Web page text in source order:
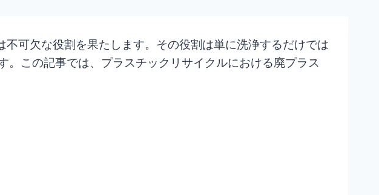
可欠な役割を果たします。その役割は単に洗浄するだけでは
この記事では、プラスチックリサイクルにおける廃プラス